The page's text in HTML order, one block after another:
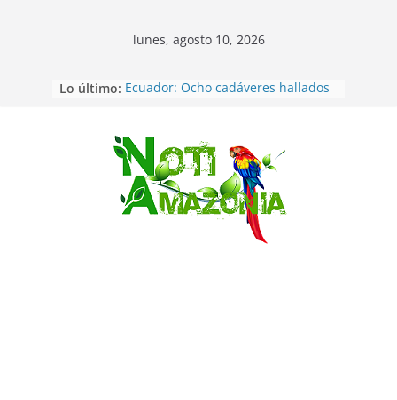
Saltar
lunes, agosto 10, 2026
Lo último: Ecuador: Ocho cadáveres hallados
atrajo a miles de personas en la
edición 2026 (video)
Pastaza: Fiscal no emite cargos
contra hombre de 50años que
mantenía relacion de «noviazgo»
con una menor de10 años en